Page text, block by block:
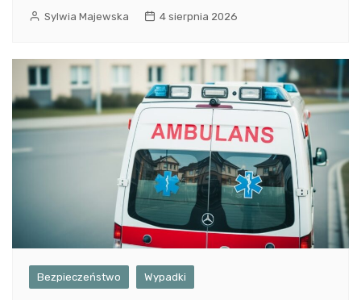
Sylwia Majewska 4 sierpnia 2026
Bezpieczeństwo Wypadki